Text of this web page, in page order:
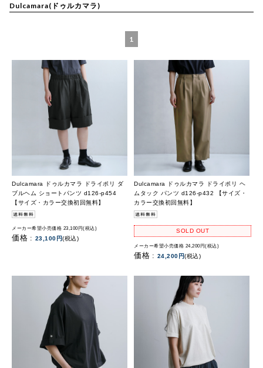
Dulcamara(ドゥルカマラ)
1
Dulcamara ドゥルカマラ ドライポリ ダ
ブルヘム ショートパンツ d126-p454
【サイズ・カラー交換初回無料】
メーカー希望小売価格 23,100円(税込)
価格 : 23,100円(税込)
Dulcamara ドゥルカマラ ドライポリ ヘ
ムタック パンツ d126-p432 【サイズ・
カラー交換初回無料】
SOLD OUT
メーカー希望小売価格 24,200円(税込)
価格 : 24,200円(税込)